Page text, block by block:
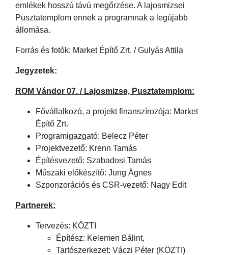
emlékek hosszú távú megőrzése. A lajosmizsei
Pusztatemplom ennek a programnak a legújabb
állomása.
Forrás és fotók: Market Építő Zrt. / Gulyás Attila
Jegyzetek:
ROM Vándor 07. / Lajosmizse, Pusztatemplom:
Fővállalkozó, a projekt finanszírozója: Market
Építő Zrt.
Programigazgató: Belecz Péter
Projektvezető: Krenn Tamás
Építésvezető: Szabadosi Tamás
Műszaki előkészítő: Jung Ágnes
Szponzorációs és CSR-vezető: Nagy Edit
Partnerek:
Tervezés: KÖZTI
Építész: Kelemen Bálint,
Tartószerkezet: Váczi Péter (KÖZTI)